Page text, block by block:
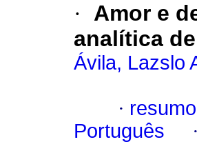
·
Amor e
analítica
Ávila, Lazslo
·
Português
·